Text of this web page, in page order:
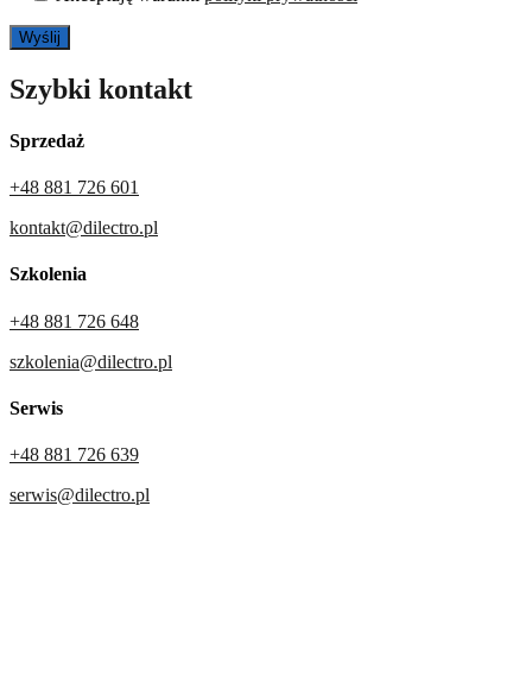
Szybki kontakt
Sprzedaż
+48 881 726 601
kontakt@dilectro.pl
Szkolenia
+48 881 726 648
szkolenia@dilectro.pl
Serwis
+48 881 726 639
serwis@dilectro.pl